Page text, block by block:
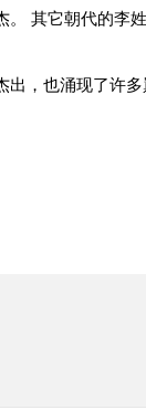
其它朝代的李
，也涌现了许多